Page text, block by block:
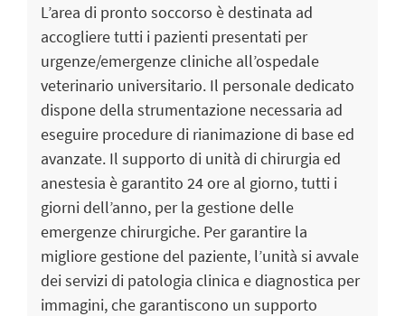
L’area di pronto soccorso è destinata ad
accogliere tutti i pazienti presentati per
urgenze/emergenze cliniche all’ospedale
veterinario universitario. Il personale dedicato
dispone della strumentazione necessaria ad
eseguire procedure di rianimazione di base ed
avanzate. Il supporto di unità di chirurgia ed
anestesia è garantito 24 ore al giorno, tutti i
giorni dell’anno, per la gestione delle
emergenze chirurgiche. Per garantire la
migliore gestione del paziente, l’unità si avvale
dei servizi di patologia clinica e diagnostica per
immagini, che garantiscono un supporto